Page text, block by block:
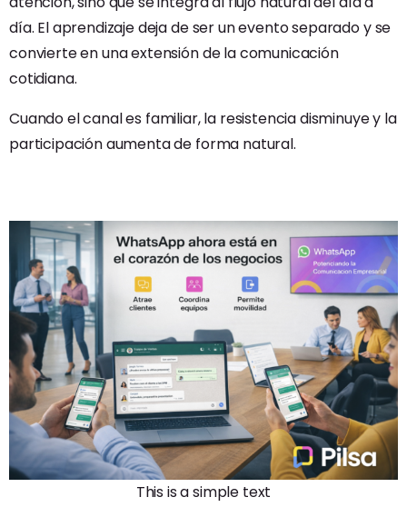
día. El aprendizaje deja de ser un evento separado y se
convierte en una extensión de la comunicación
cotidiana.
Cuando el canal es familiar, la resistencia disminuye y la
participación aumenta de forma natural.
This is a simple text